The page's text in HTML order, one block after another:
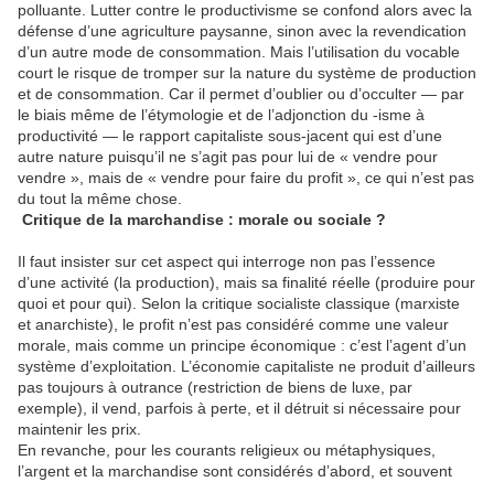
polluante. Lutter contre le productivisme se confond alors avec la
défense d’une agriculture paysanne, sinon avec la revendication
d’un autre mode de consommation. Mais l’utilisation du vocable
court le risque de tromper sur la nature du système de production
et de consommation. Car il permet d’oublier ou d’occulter — par
le biais même de l’étymologie et de l’adjonction du -isme à
productivité — le rapport capitaliste sous-jacent qui est d’une
autre nature puisqu’il ne s’agit pas pour lui de « vendre pour
vendre », mais de « vendre pour faire du profit », ce qui n’est pas
du tout la même chose.
Critique de la marchandise : morale ou sociale ?
Il faut insister sur cet aspect qui interroge non pas l’essence
d’une activité (la production), mais sa finalité réelle (produire pour
quoi et pour qui). Selon la critique socialiste classique (marxiste
et anarchiste), le profit n’est pas considéré comme une valeur
morale, mais comme un principe économique : c’est l’agent d’un
système d’exploitation. L’économie capitaliste ne produit d’ailleurs
pas toujours à outrance (restriction de biens de luxe, par
exemple), il vend, parfois à perte, et il détruit si nécessaire pour
maintenir les prix.
En revanche, pour les courants religieux ou métaphysiques,
l’argent et la marchandise sont considérés d’abord, et souvent